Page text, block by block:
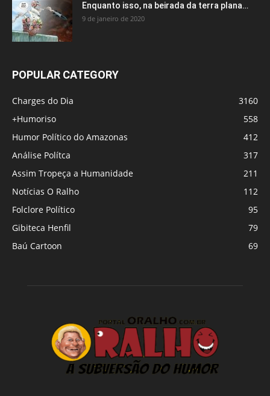
Enquanto isso, na beirada da terra plana…
9 de janeiro de 2020
POPULAR CATEGORY
Charges do Dia
3160
+Humoriso
558
Humor Político do Amazonas
412
Análise Polítca
317
Assim Tropeça a Humanidade
211
Notícias O Ralho
112
Folclore Político
95
Gibiteca Henfil
79
Baú Cartoon
69